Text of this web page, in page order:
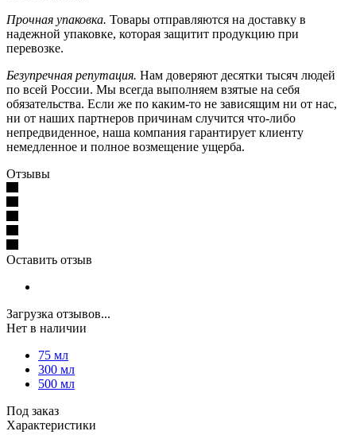
Прочная упаковка. Товары отправляются на доставку в
надежной упаковке, которая защитит продукцию при
перевозке.
Безупречная репутация. Нам доверяют десятки тысяч людей
по всей России. Мы всегда выполняем взятые на себя
обязательства. Если же по каким-то не зависящим ни от нас,
ни от наших партнеров причинам случится что-либо
непредвиденное, наша компания гарантирует клиенту
немедленное и полное возмещение ущерба.
Отзывы
Оставить отзыв
Загрузка отзывов...
Нет в наличии
75 мл
300 мл
500 мл
Под заказ
Характеристики